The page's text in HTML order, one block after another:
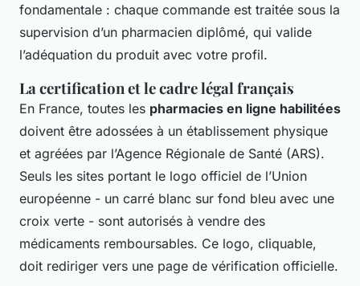
fondamentale : chaque commande est traitée sous la
supervision d’un pharmacien diplômé, qui valide
l’adéquation du produit avec votre profil.
La certification et le cadre légal français
En France, toutes les pharmacies en ligne habilitées
doivent être adossées à un établissement physique
et agréées par l’Agence Régionale de Santé (ARS).
Seuls les sites portant le logo officiel de l’Union
européenne - un carré blanc sur fond bleu avec une
croix verte - sont autorisés à vendre des
médicaments remboursables. Ce logo, cliquable,
doit rediriger vers une page de vérification officielle.